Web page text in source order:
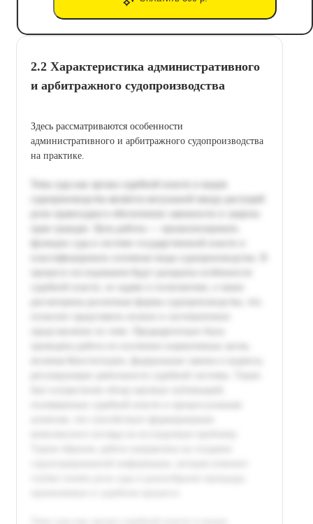
2.2 Характеристика административного
и арбитражного судопроизводства
Здесь рассматриваются особенности
административного и арбитражного судопроизводства
на практике.